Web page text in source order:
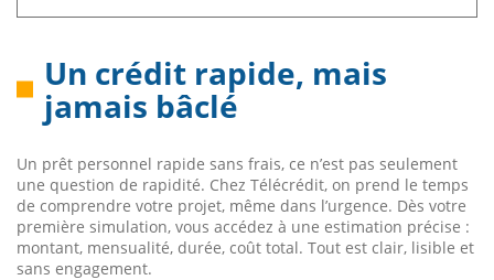
Un crédit rapide, mais
jamais bâclé
Un prêt personnel rapide sans frais, ce n’est pas seulement
une question de rapidité. Chez Télécrédit, on prend le temps
de comprendre votre projet, même dans l’urgence. Dès votre
première simulation, vous accédez à une estimation précise :
montant, mensualité, durée, coût total. Tout est clair, lisible et
sans engagement.